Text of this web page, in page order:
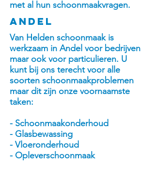
met al hun schoonmaakvragen.
Andel
Van Helden schoonmaak is
werkzaam in Andel voor bedrijven
maar ook voor particulieren. U
kunt bij ons terecht voor alle
soorten schoonmaakproblemen
maar dit zijn onze voornaamste
taken:
- Schoonmaakonderhoud
- Glasbewassing
- Vloeronderhoud
- Opleverschoonmaak